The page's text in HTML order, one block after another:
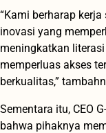
“Kami berharap
inovasi yang
meningkatkan
memperluas akses
berkualitas,”
Sementara itu, CEO
bahwa pihaknya